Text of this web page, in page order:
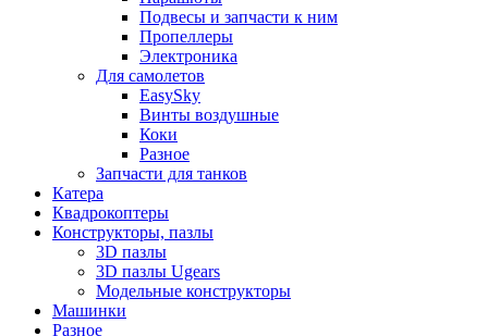
Подвесы и запчасти к ним
Пропеллеры
Электроника
Для самолетов
EasySky
Винты воздушные
Коки
Разное
Запчасти для танков
Катера
Квадрокоптеры
Конструкторы, пазлы
3D пазлы
3D пазлы Ugears
Модельные конструкторы
Машинки
Разное